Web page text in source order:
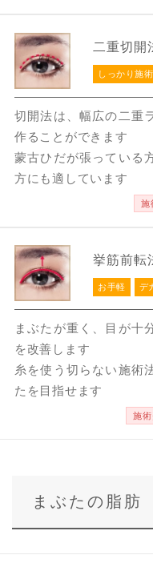
二重切開
しっかり施術
切開法は、幅広の二重
作ることができます
蒙古ひだが張っている
方にも適しています
施
挙筋前転
お手軽 デ
まぶたが重く、目が十
を改善します
糸を使う切らない施術
たを目指せます
施術
まぶたの脂肪